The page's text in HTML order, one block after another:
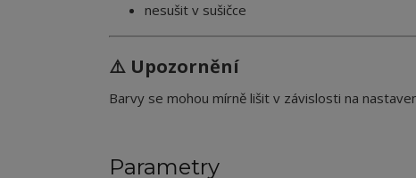
nesušit v sušičce
⚠️ Upozornění
Barvy se mohou mírně lišit v závislosti na
Parametry